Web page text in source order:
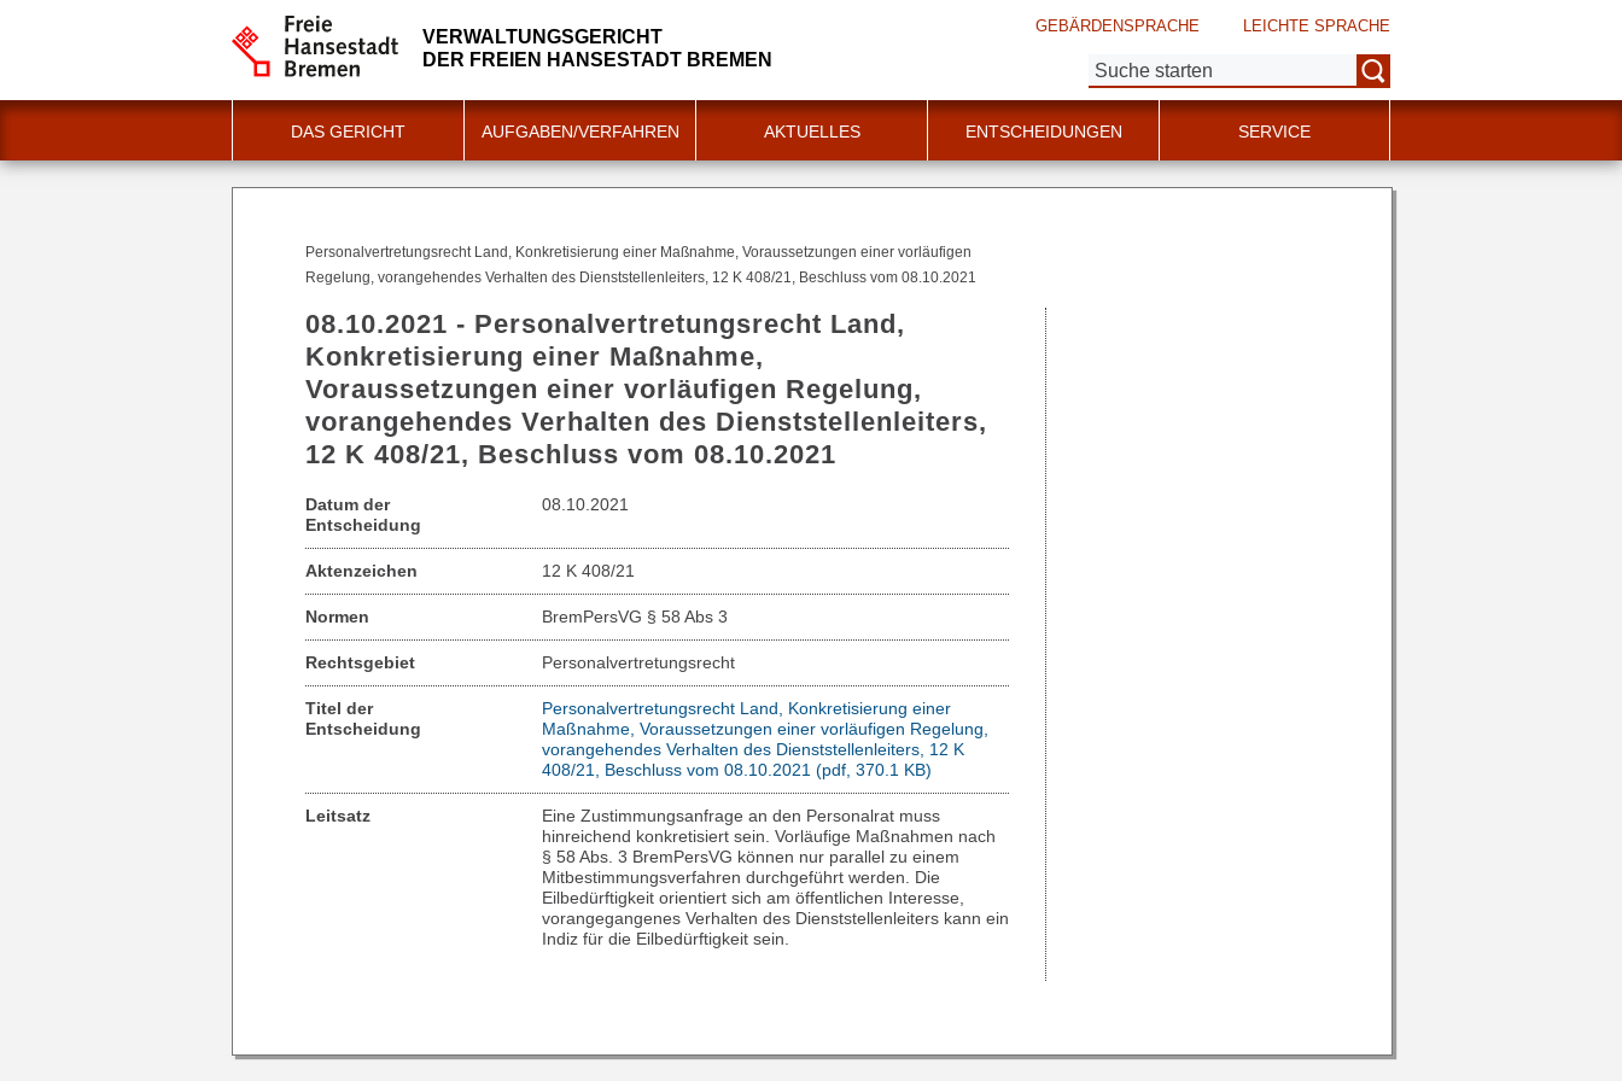
VERWALTUNGSGERICHT
DER FREIEN HANSESTADT BREMEN
GEBÄRDENSPRACHE LEICHTE SPRACHE
Suche:
DAS GERICHT AUFGABEN/VERFAHREN AKTUELLES ENTSCHEIDUNGEN SERVICE
Personalvertretungsrecht Land, Konkretisierung einer Maßnahme, Voraussetzungen einer vorläufigen
Regelung, vorangehendes Verhalten des Dienststellenleiters, 12 K 408/21, Beschluss vom 08.10.2021
08.10.2021 - Personalvertretungsrecht Land,
Konkretisierung einer Maßnahme,
Voraussetzungen einer vorläufigen Regelung,
vorangehendes Verhalten des Dienststellenleiters,
12 K 408/21, Beschluss vom 08.10.2021
Datum der
Entscheidung
08.10.2021
Aktenzeichen 12 K 408/21
Normen BremPersVG § 58 Abs 3
Rechtsgebiet Personalvertretungsrecht
Titel der
Entscheidung
Personalvertretungsrecht Land, Konkretisierung einer
Maßnahme, Voraussetzungen einer vorläufigen Regelung,
vorangehendes Verhalten des Dienststellenleiters, 12 K
408/21, Beschluss vom 08.10.2021 (pdf, 370.1 KB)
Leitsatz
Eine Zustimmungsanfrage an den Personalrat muss
hinreichend konkretisiert sein. Vorläufige Maßnahmen nach
§ 58 Abs. 3 BremPersVG können nur parallel zu einem
Mitbestimmungsverfahren durchgeführt werden. Die
Eilbedürftigkeit orientiert sich am öffentlichen Interesse,
vorangegangenes Verhalten des Dienststellenleiters kann ein
Indiz für die Eilbedürftigkeit sein.